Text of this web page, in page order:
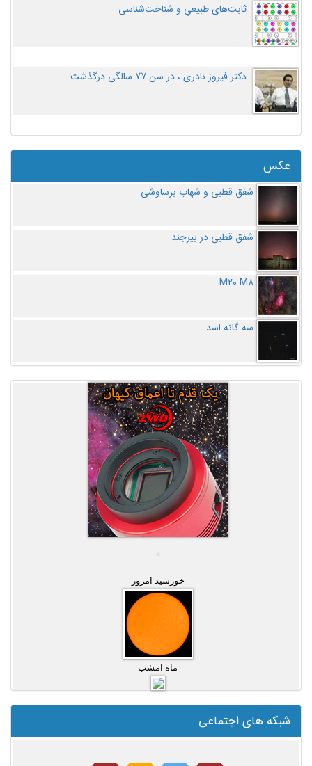
ثابت‌های طبیعیِ و شناخت‌شناسی
دکتر فیروز نادری ، در سن 77 سالگی درگذشت
عکس
شفق قطبی و شهاب برساوشی
شفق قطبی در بیرجند
M20 M8
سه گانه اسد
خورشید امروز
ماه امشب
شبکه های اجتماعی